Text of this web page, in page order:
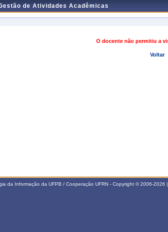
de Atividades Acadêmicas
O docente não permitiu a
Voltar
da Informação da UFPB / Cooperação UFRN - Copyright © 2006-